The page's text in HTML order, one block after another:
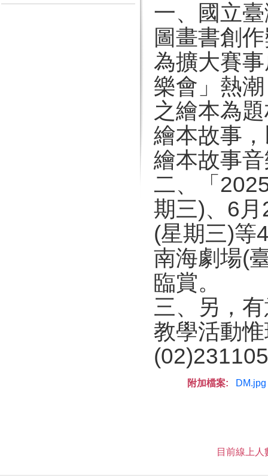
一、國立
圖畫書創
為擴大賽
樂會」熱
之繪本為
繪本故事
繪本故事
二、「
期三)、6
(星期三)等
南海劇場(
臨賞。
三、另，
教學活動
附加檔案: DM.jpg
目前線上